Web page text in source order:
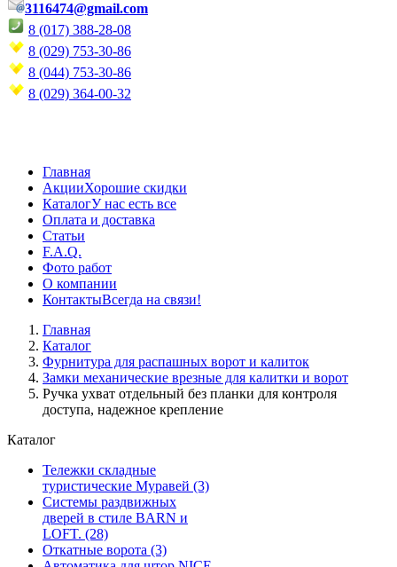
3116474@gmail.com
8 (017) 388-28-08
8 (029) 753-30-86
8 (044) 753-30-86
8 (029) 364-00-32
Главная
АкцииХорошие скидки
КаталогУ нас есть все
Оплата и доставка
Статьи
F.A.Q.
Фото работ
О компании
КонтактыВсегда на связи!
Главная
Каталог
Фурнитура для распашных ворот и калиток
Замки механические врезные для калитки и ворот
Ручка ухват отдельный без планки для контроля
доступа, надежное крепление
Каталог
Тележки складные
туристические Муравей (3)
Системы раздвижных
дверей в стиле BARN и
LOFT. (28)
Откатные ворота (3)